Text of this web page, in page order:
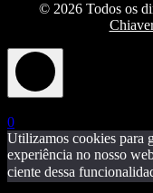
© 2026 Todos os
0
Utilizamos cookies para
experiência no nosso
ciente dessa